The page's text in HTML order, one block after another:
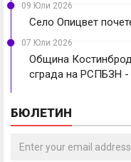
09 Юли 2026
Село Опицвет
07 Юли 2026
Община
сграда на РСПБЗН -
БЮЛЕТИН